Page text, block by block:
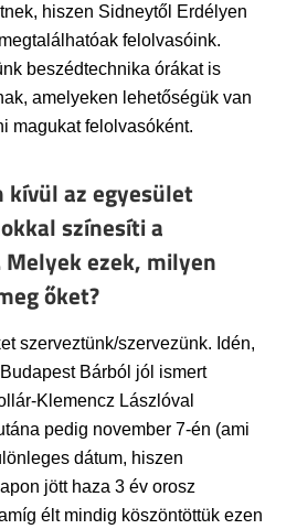
hiszen Sidneytől Erdélyen
felolvasóink.
beszédtechnika órákat is
amelyeken lehetőségük van
magukat felolvasóként.
kívül az egyesület
színesíti a
ezek, milyen
őket?
szerveztünk/szervezünk. Idén,
Bárból jól ismert
Klemencz Lászlóval
pedig november 7-én (ami
dátum, hiszen
jött haza 3 év orosz
élt mindig köszöntöttük ezen